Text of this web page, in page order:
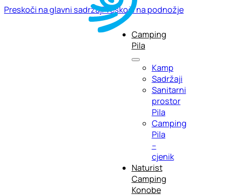
Preskoči na glavni sadržajPreskoči na podnožje
Camping
Pila
Kamp
Sadržaji
Sanitarni
prostor
Pila
Camping
Pila
–
cjenik
Naturist
Camping
Konobe